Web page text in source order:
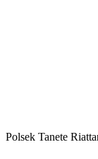
Polsek Tanete